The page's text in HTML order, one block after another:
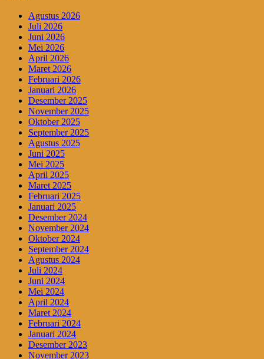
Agustus 2026
Juli 2026
Juni 2026
Mei 2026
April 2026
Maret 2026
Februari 2026
Januari 2026
Desember 2025
November 2025
Oktober 2025
September 2025
Agustus 2025
Juni 2025
Mei 2025
April 2025
Maret 2025
Februari 2025
Januari 2025
Desember 2024
November 2024
Oktober 2024
September 2024
Agustus 2024
Juli 2024
Juni 2024
Mei 2024
April 2024
Maret 2024
Februari 2024
Januari 2024
Desember 2023
November 2023